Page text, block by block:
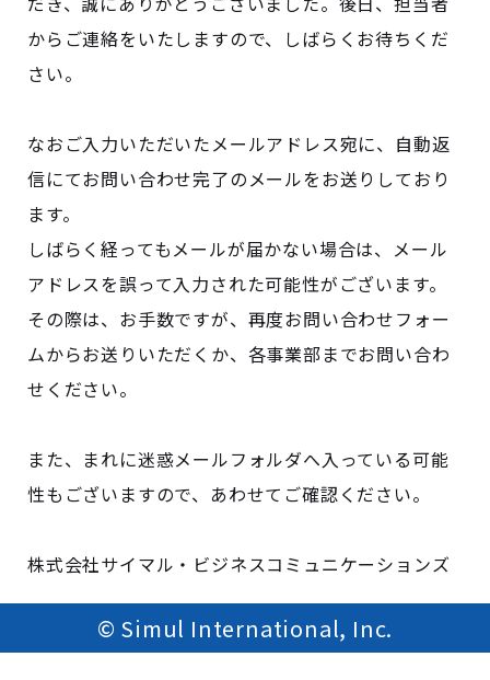
からご連絡をいたしますので、しばらくお待ちくだ
さい。
なおご入力いただいたメールアドレス宛に、自動返
信にてお問い合わせ完了のメールをお送りしており
ます。
しばらく経ってもメールが届かない場合は、メール
アドレスを誤って入力された可能性がございます。
その際は、お手数ですが、再度お問い合わせフォー
ムからお送りいただくか、各事業部までお問い合わ
せください。
また、まれに迷惑メールフォルダへ入っている可能
性もございますので、あわせてご確認ください。
株式会社サイマル・ビジネスコミュニケーションズ
© Simul International, Inc.